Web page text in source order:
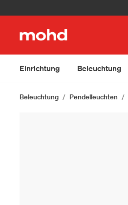
Einrichtung Beleuchtung
Beleuchtung Pendelleuchten